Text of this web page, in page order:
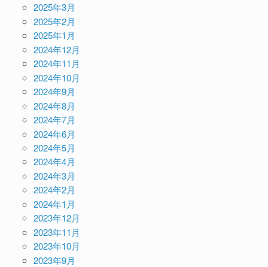
2025年3月
2025年2月
2025年1月
2024年12月
2024年11月
2024年10月
2024年9月
2024年8月
2024年7月
2024年6月
2024年5月
2024年4月
2024年3月
2024年2月
2024年1月
2023年12月
2023年11月
2023年10月
2023年9月